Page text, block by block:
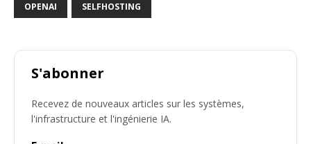
OPENAI SELFHOSTING
S'abonner
Recevez de nouveaux articles sur les systèmes,
l'infrastructure et l'ingénierie IA.